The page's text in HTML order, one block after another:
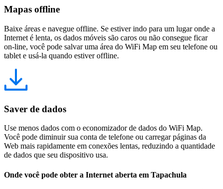
Mapas offline
Baixe áreas e navegue offline. Se estiver indo para um lugar onde a
Internet é lenta, os dados móveis são caros ou não consegue ficar
on-line, você pode salvar uma área do WiFi Map em seu telefone ou
tablet e usá-la quando estiver offline.
Saver de dados
Use menos dados com o economizador de dados do WiFi Map.
Você pode diminuir sua conta de telefone ou carregar páginas da
Web mais rapidamente em conexões lentas, reduzindo a quantidade
de dados que seu dispositivo usa.
Onde você pode obter a Internet aberta em Tapachula